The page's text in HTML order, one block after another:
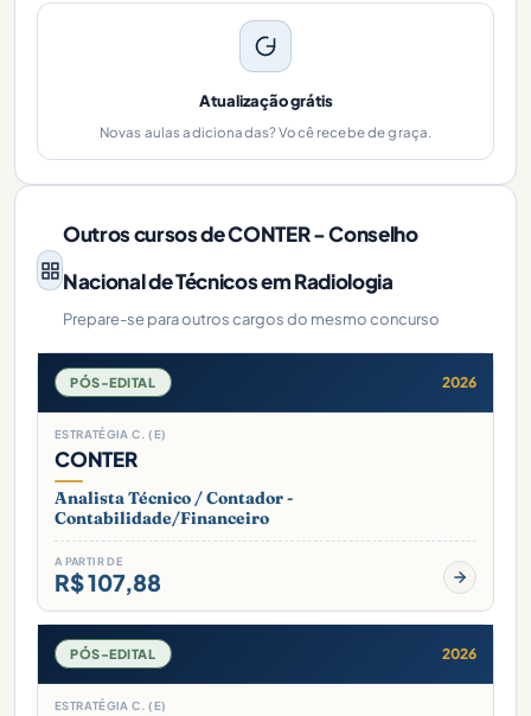
Atualização grátis
Novas aulas adicionadas? Você recebe de graça.
Outros cursos de CONTER - Conselho
Nacional de Técnicos em Radiologia
Prepare-se para outros cargos do mesmo concurso
PÓS-EDITAL 2026
ESTRATÉGIA C. (E)
CONTER
Analista Técnico / Contador -
Contabilidade/Financeiro
A PARTIR DE
R$ 107,88
PÓS-EDITAL 2026
ESTRATÉGIA C. (E)